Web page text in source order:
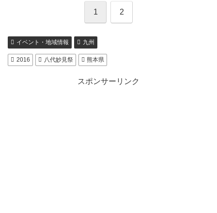
1 2
イベント・地域情報 九州
2016 八代妙見祭 熊本県
スポンサーリンク